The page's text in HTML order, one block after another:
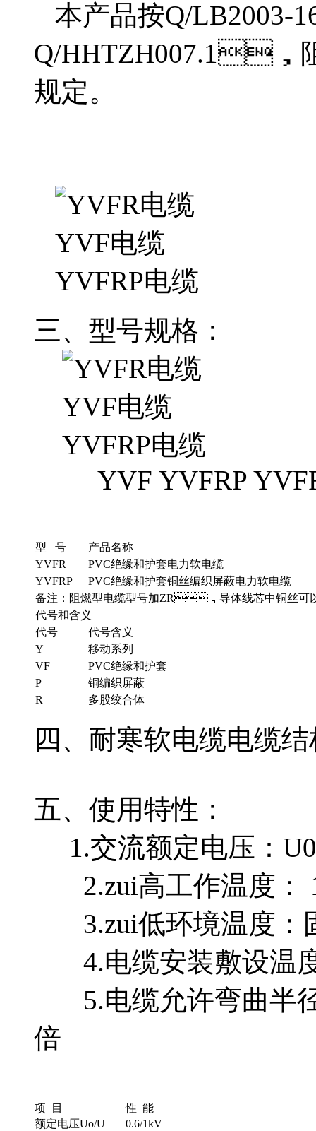
本产品按Q/LB2003-16设
Q/HHTZH007.1，
规定。
三、型号规格：
YVF YVFRP
型 号
产品名称
YVFR
PVC绝缘和护套电力软电缆
YVFRP
PVC绝缘和护套铜丝编织屏蔽电力软电缆
备注：阻燃型电缆型号加ZR，导体线芯中铜丝可
代号和含义
代号
代号含义
Y
移动系列
VF
PVC绝缘和护套
P
铜编织屏蔽
R
多股绞合体
四、耐寒软电缆电缆结
五、使用特性：
1.交流额定电压：
2.zui高工作温度：
3.zui低环境温度
4.电缆安装敷设温度
5.电缆允许弯曲半径
倍
项 目
性 能
额定电压Uo/U
0.6/1kV